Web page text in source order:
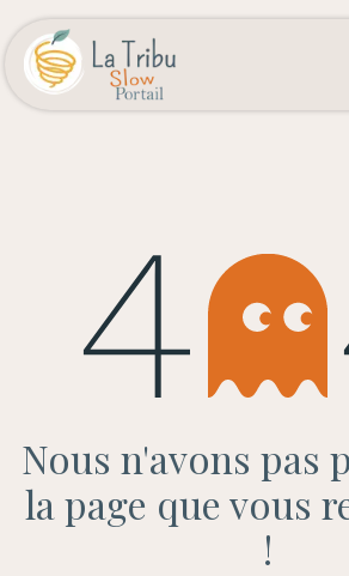
Se rendre au contenu
Erreur 404
Nous n'avons pas
la page que vous
!